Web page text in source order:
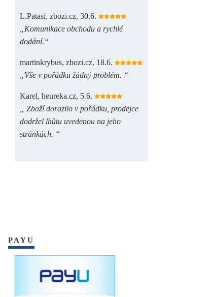
L.Patasi, zbozi.cz, 30.6.
„Komunikace obchodu a rychlé
dodání.“
martinkrybus, zbozi.cz, 18.6.
„Vše v pořádku žádný problém. “
Karel, heureka.cz, 5.6.
„ Zboží dorazilo v pořádku, prodejce
dodržel lhůtu uvedenou na jeho
stránkách. “
PAYU